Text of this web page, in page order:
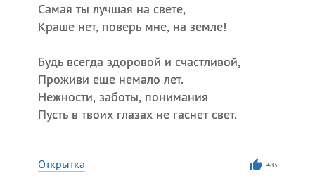
Самая ты лучшая на свете,
Краше нет, поверь мне, на земле!
Будь всегда здоровой и счастливой,
Проживи еще немало лет.
Нежности, заботы, понимания
Пусть в твоих глазах не гаснет свет.
Открытка 483